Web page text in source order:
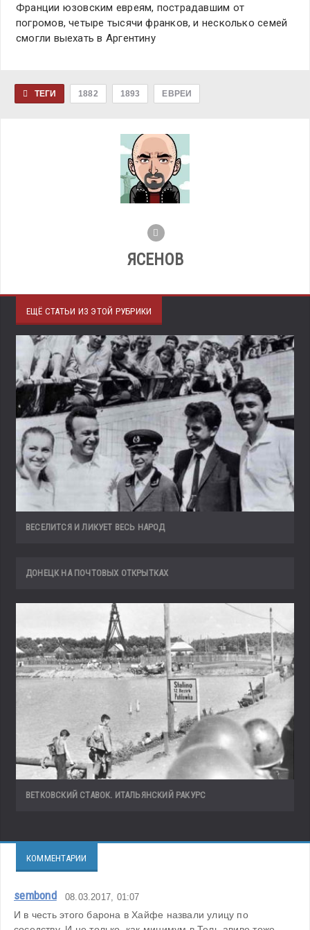
Франции юзовским евреям, пострадавшим от
погромов, четыре тысячи франков, и несколько семей
смогли выехать в Аргентину
ТЕГИ 1882 1893 ЕВРЕИ
ЯСЕНОВ
ЕЩЁ СТАТЬИ ИЗ ЭТОЙ РУБРИКИ
ВЕСЕЛИТСЯ И ЛИКУЕТ ВЕСЬ НАРОД
ДОНЕЦК НА ПОЧТОВЫХ ОТКРЫТКАХ
ВЕТКОВСКИЙ СТАВОК. ИТАЛЬЯНСКИЙ РАКУРС
КОММЕНТАРИИ
sembond 08.03.2017, 01:07
И в честь этого барона в Хайфе назвали улицу по